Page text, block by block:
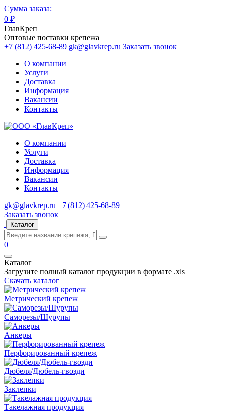
Сумма заказа:
0 ₽
ГлавКреп
Оптовые поставки крепежа
+7 (812) 425-68-89 gk@glavkrep.ru Заказать звонок
О компании
Услуги
Доставка
Информация
Вакансии
Контакты
О компании
Услуги
Доставка
Информация
Вакансии
Контакты
gk@glavkrep.ru +7 (812) 425-68-89
Заказать звонок
Каталог
0
Каталог
Загрузите полный каталог продукции в формате .xls
Скачать каталог
Метрический крепеж
Саморезы/Шурупы
Анкеры
Перфорированный крепеж
Дюбеля/Дюбель-гвозди
Заклепки
Такелажная продукция